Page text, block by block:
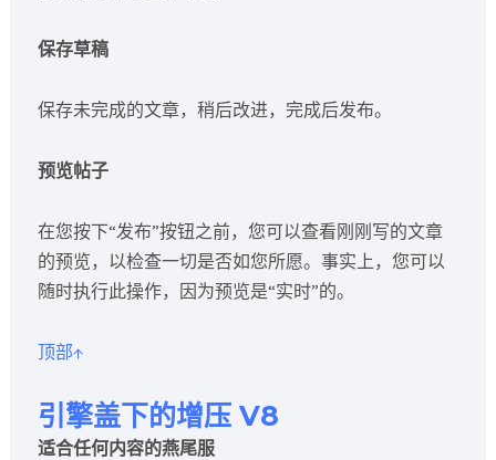
保存草稿
保存未完成的文章，稍后改进，完成后发布。
预览帖子
在您按下“发布”按钮之前，您可以查看刚刚写的文章
的预览，以检查一切是否如您所愿。事实上，您可以
随时执行此操作，因为预览是“实时”的。
顶部↑
引擎盖下的增压 V8
适合任何内容的燕尾服